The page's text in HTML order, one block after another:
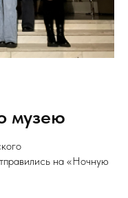
музею
на «Ночную